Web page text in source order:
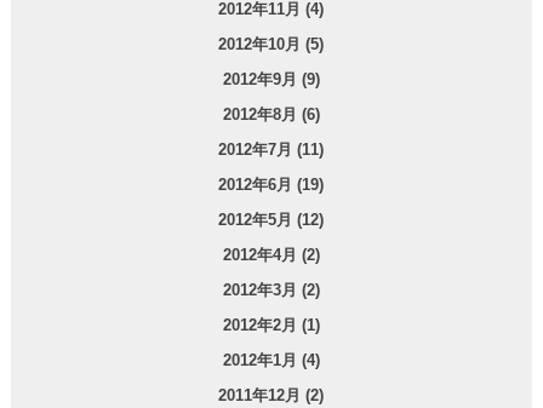
2012年11月 (4)
2012年10月 (5)
2012年9月 (9)
2012年8月 (6)
2012年7月 (11)
2012年6月 (19)
2012年5月 (12)
2012年4月 (2)
2012年3月 (2)
2012年2月 (1)
2012年1月 (4)
2011年12月 (2)